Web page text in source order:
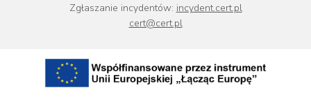
Zgłaszanie incydentów: incydent.cert.pl
cert@cert.pl